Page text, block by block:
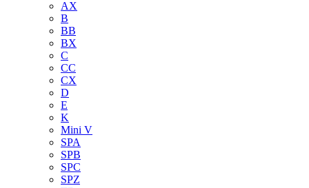
AX
B
BB
BX
C
CC
CX
D
E
K
Mini V
SPA
SPB
SPC
SPZ